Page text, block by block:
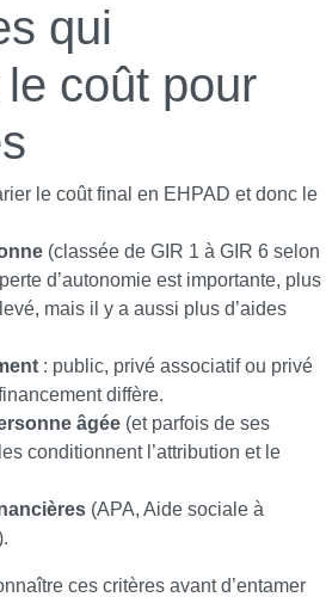
qui
coût pour
le coût final en EHPAD et donc le
(classée de GIR 1 à GIR 6 selon
d’autonomie est importante, plus
mais il y a aussi plus d’aides
: public, privé associatif ou privé
diffère.
âgée (et parfois de ses
conditionnent l’attribution et le
(APA, Aide sociale à
ces critères avant d’entamer